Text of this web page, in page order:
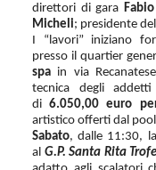
direttori di gara
Micheli; presidente
I “lavori” iniziano
presso il quartier
spa in via
tecnica degli
di6.050,00 euro
artistico offerti dal
Sabato, dalle 11:30,
al G.P. Santa Rita